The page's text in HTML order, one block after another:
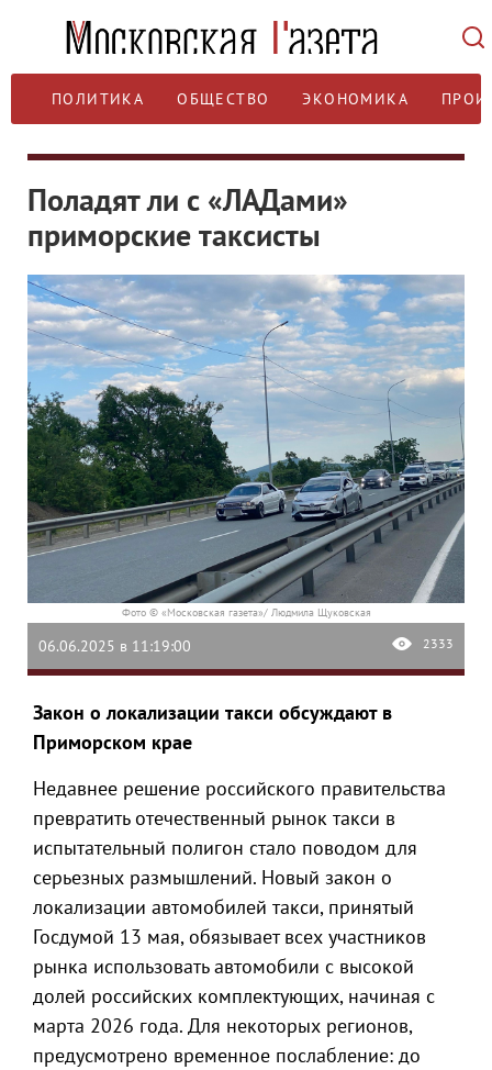
ПОЛИТИКА ОБЩЕСТВО ЭКОНОМИКА
Поладят ли с «ЛАДами»
приморские таксисты
Фото © «Московская газета»/ Людмила Щуковская
06.06.2025 в 11:19:00 2333
Закон о локализации такси обсуждают в
Приморском крае
Недавнее решение российского правительства
превратить отечественный рынок такси в
испытательный полигон стало поводом для
серьезных размышлений. Новый закон о
локализации автомобилей такси, принятый
Госдумой 13 мая, обязывает всех участников
рынка использовать автомобили с высокой
долей российских комплектующих, начиная с
марта 2026 года. Для некоторых регионов,
предусмотрено временное послабление: до